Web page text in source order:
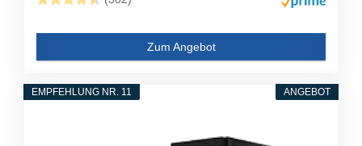
Zum Angebot
ANGEBOT
EMPFEHLUNG NR. 11